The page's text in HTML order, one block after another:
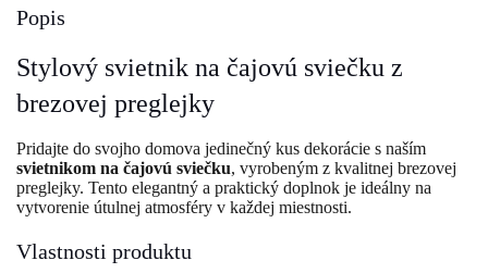
Popis
Stylový svietnik na čajovú sviečku z
brezovej preglejky
Pridajte do svojho domova jedinečný kus dekorácie s naším
svietnikom na čajovú sviečku, vyrobeným z kvalitnej brezovej
preglejky. Tento elegantný a praktický doplnok je ideálny na
vytvorenie útulnej atmosféry v každej miestnosti.
Vlastnosti produktu